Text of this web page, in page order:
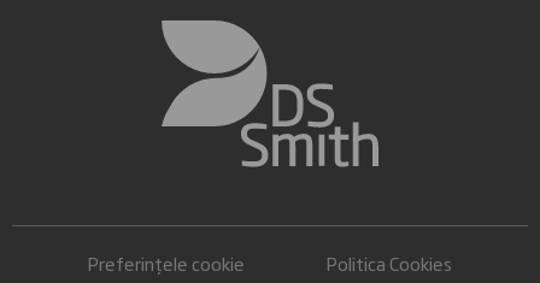
Preferințele cookie
Politica Cookies